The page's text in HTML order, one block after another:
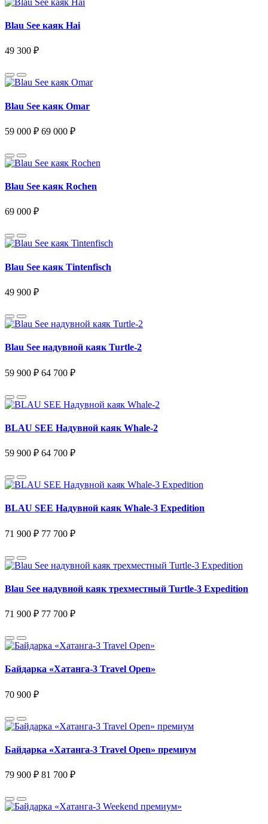
Blau See каяк Hai
49 300 ₽
Blau See каяк Omar
59 000 ₽ 69 000 ₽
Blau See каяк Rochen
69 000 ₽
Blau See каяк Tintenfisch
49 900 ₽
Blau See надувной каяк Turtle-2
59 900 ₽ 64 700 ₽
BLAU SEE Надувной каяк Whale-2
59 900 ₽ 64 700 ₽
BLAU SEE Надувной каяк Whale-3 Expedition
71 900 ₽ 77 700 ₽
Blau See надувной каяк трехместный Turtle-3 Expedition
71 900 ₽ 77 700 ₽
Байдарка «Хатанга-3 Travel Open»
70 900 ₽
Байдарка «Хатанга-3 Travel Open» премиум
79 900 ₽ 81 700 ₽